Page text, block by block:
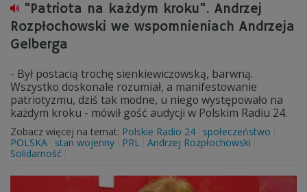
"Patriota na każdym kroku". Andrzej
Rozpłochowski we wspomnieniach Andrzeja
Gelberga
- Był postacią trochę sienkiewiczowską, barwną.
Wszystko doskonale rozumiał, a manifestowanie
patriotyzmu, dziś tak modne, u niego występowało na
każdym kroku - mówił gość audycji w Polskim Radiu 24.
Zobacz więcej na temat: Polskie Radio 24
społeczeństwo
POLSKA
stan wojenny PRL Andrzej Rozpłochowski
Solidarność